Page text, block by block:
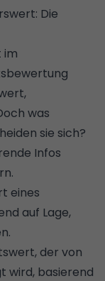
Die
im
was
sie sich?
Infos
eines
auf Lage,
der von
wird, basierend